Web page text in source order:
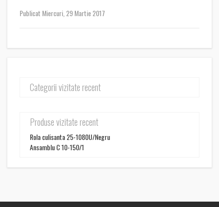
Publicat Miercuri, 29 Martie 2017
Categorii vizitate recent
Produse vizitate recent
Rola culisanta 25-1080U/Negru
Ansamblu C 10-150/1